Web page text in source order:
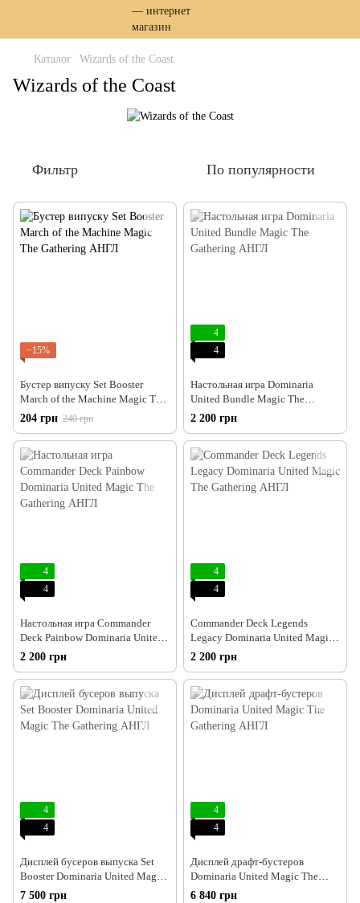
Каталог Wizards of the Coast
Wizards of the Coast
Фильтр По популярности
−15%
Бустер випуску Set Booster
March of the Machine Magic The
Gathering АНГЛ
204 грн 240 грн
4
4
Настольная игра Dominaria
United Bundle Magic The
Gathering АНГЛ
2 200 грн
4
4
Настольная игра Commander
Deck Painbow Dominaria United
Magic The Gathering АНГЛ
2 200 грн
4
4
Commander Deck Legends
Legacy Dominaria United Magic
The Gathering АНГЛ
2 200 грн
4
4
Дисплей бусеров выпуска Set
Booster Dominaria United Magic
The Gathering АНГЛ
7 500 грн
4
4
Дисплей драфт-бустеров
Dominaria United Magic The
Gathering АНГЛ
6 840 грн